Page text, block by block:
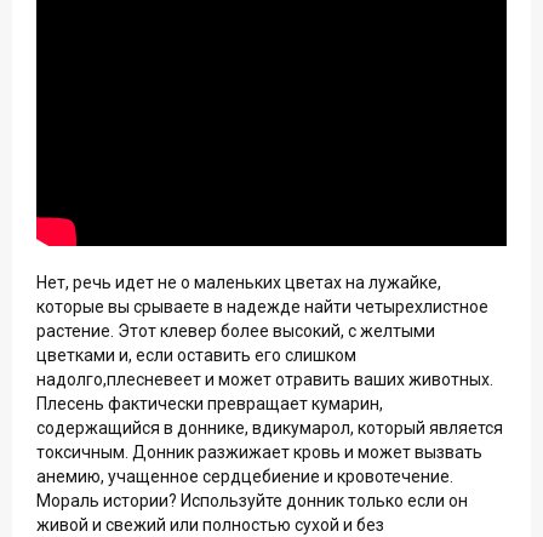
Нет, речь идет не о маленьких цветах на лужайке,
которые вы срываете в надежде найти четырехлистное
растение. Этот клевер более высокий, с желтыми
цветками и, если оставить его слишком
надолго,плесневеет и может отравить ваших животных.
Плесень фактически превращает кумарин,
содержащийся в доннике, вдикумарол, который является
токсичным. Донник разжижает кровь и может вызвать
анемию, учащенное сердцебиение и кровотечение.
Мораль истории? Используйте донник только если он
живой и свежий или полностью сухой и без